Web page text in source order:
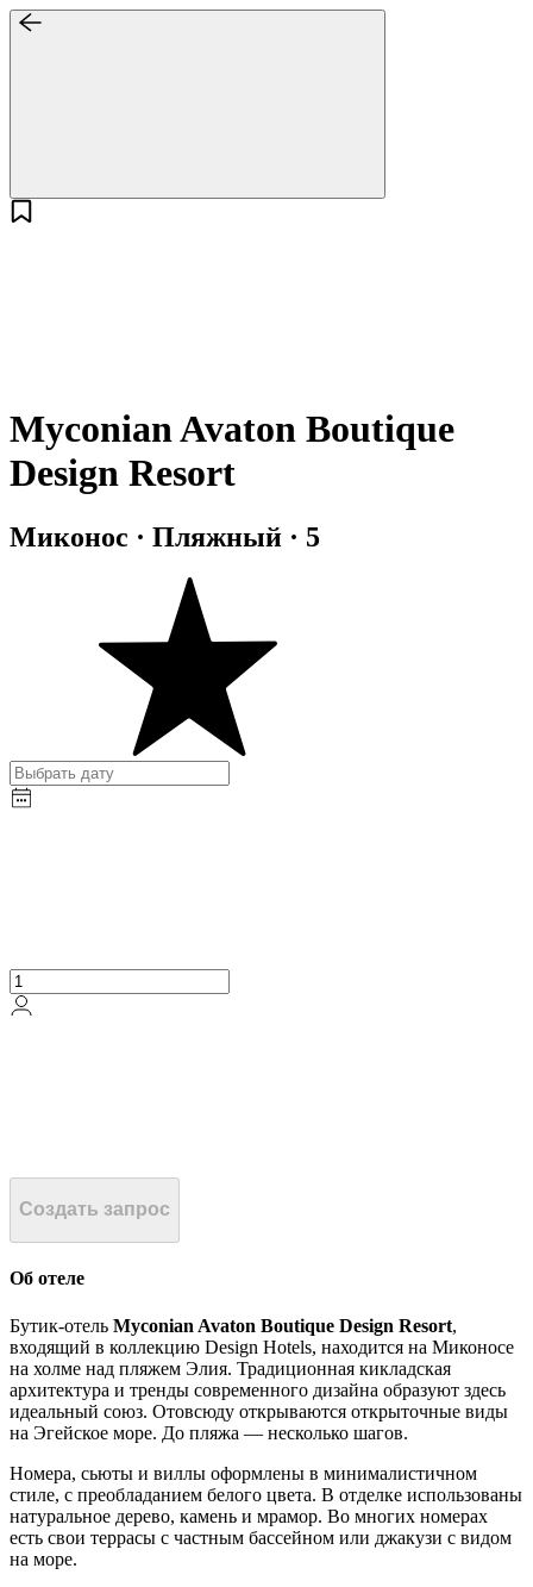
Myconian Avaton Boutique
Design Resort
Миконос · Пляжный · 5
Создать запрос
Об отеле
Бутик-отель Myconian Avaton Boutique Design Resort,
входящий в коллекцию Design Hotels, находится на Миконосе
на холме над пляжем Элия. Традиционная кикладская
архитектура и тренды современного дизайна образуют здесь
идеальный союз. Отовсюду открываются открыточные виды
на Эгейское море. До пляжа — несколько шагов.
Номера, сьюты и виллы оформлены в минималистичном
стиле, с преобладанием белого цвета. В отделке использованы
натуральное дерево, камень и мрамор. Во многих номерах
есть свои террасы с частным бассейном или джакузи с видом
на море.